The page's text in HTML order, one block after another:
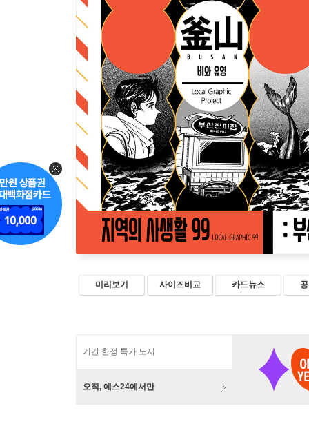
미리보기 사이즈비교 카드뉴스
기간 한정 특가 도서
오직, 예스24에서만